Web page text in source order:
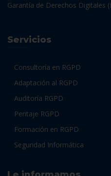
Garantía de Derechos Digitales
Servicios
Consultoría en RGPD
Adaptación al RGPD
Auditoría RGPD
Peritaje RGPD
Formación en RGPD
Seguridad Informática